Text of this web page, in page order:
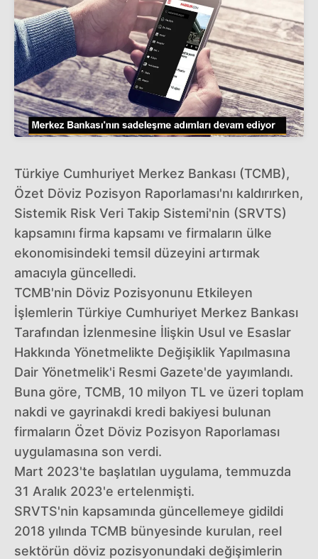
Türkiye Cumhuriyet Merkez Bankası (TCMB),
Özet Döviz Pozisyon Raporlaması'nı kaldırırken,
Sistemik Risk Veri Takip Sistemi'nin (SRVTS)
kapsamını firma kapsamı ve firmaların ülke
ekonomisindeki temsil düzeyini artırmak
amacıyla güncelledi.
TCMB'nin Döviz Pozisyonunu Etkileyen
İşlemlerin Türkiye Cumhuriyet Merkez Bankası
Tarafından İzlenmesine İlişkin Usul ve Esaslar
Hakkında Yönetmelikte Değişiklik Yapılmasına
Dair Yönetmelik'i Resmi Gazete'de yayımlandı.
Buna göre, TCMB, 10 milyon TL ve üzeri toplam
nakdi ve gayrinakdi kredi bakiyesi bulunan
firmaların Özet Döviz Pozisyon Raporlaması
uygulamasına son verdi.
Mart 2023'te başlatılan uygulama, temmuzda
31 Aralık 2023'e ertelenmişti.
SRVTS'nin kapsamında güncellemeye gidildi
2018 yılında TCMB bünyesinde kurulan, reel
sektörün döviz pozisyonundaki değişimlerin